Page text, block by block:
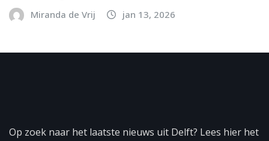
Miranda de Vrij jan 13, 2026
Op zoek naar het laatste nieuws uit Delft? Lees hier het